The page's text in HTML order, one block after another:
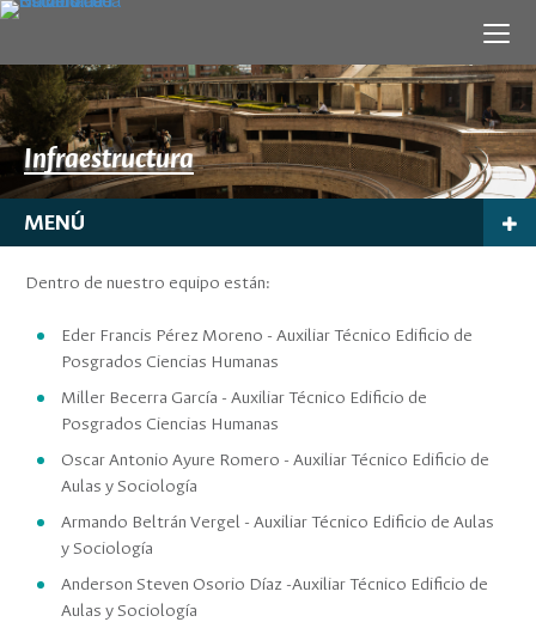
Infraestructura
MENÚ
Dentro de nuestro equipo están:
Eder Francis Pérez Moreno - Auxiliar Técnico Edificio de
Posgrados Ciencias Humanas
Miller Becerra García - Auxiliar Técnico Edificio de
Posgrados Ciencias Humanas
Oscar Antonio Ayure Romero - Auxiliar Técnico Edificio de
Aulas y Sociología
Armando Beltrán Vergel - Auxiliar Técnico Edificio de Aulas
y Sociología
Anderson Steven Osorio Díaz -Auxiliar Técnico Edificio de
Aulas y Sociología